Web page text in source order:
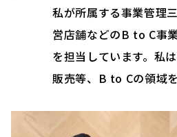
私が所属する事業管理
営店舗などのB to C事
を担当しています。私
販売等、B to Cの領域